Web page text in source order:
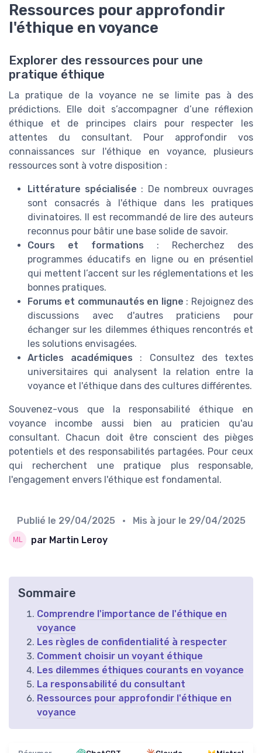
Ressources pour approfondir
l'éthique en voyance
Explorer des ressources pour une
pratique éthique
La pratique de la voyance ne se limite pas à des
prédictions. Elle doit s’accompagner d’une réflexion
éthique et de principes clairs pour respecter les
attentes du consultant. Pour approfondir vos
connaissances sur l'éthique en voyance, plusieurs
ressources sont à votre disposition :
Littérature spécialisée : De nombreux ouvrages
sont consacrés à l'éthique dans les pratiques
divinatoires. Il est recommandé de lire des auteurs
reconnus pour bâtir une base solide de savoir.
Cours et formations : Recherchez des
programmes éducatifs en ligne ou en présentiel
qui mettent l’accent sur les réglementations et les
bonnes pratiques.
Forums et communautés en ligne : Rejoignez des
discussions avec d'autres praticiens pour
échanger sur les dilemmes éthiques rencontrés et
les solutions envisagées.
Articles académiques : Consultez des textes
universitaires qui analysent la relation entre la
voyance et l'éthique dans des cultures différentes.
Souvenez-vous que la responsabilité éthique en
voyance incombe aussi bien au praticien qu'au
consultant. Chacun doit être conscient des pièges
potentiels et des responsabilités partagées. Pour ceux
qui recherchent une pratique plus responsable,
l'engagement envers l'éthique est fondamental.
Publié le 29/04/2025 • Mis à jour le 29/04/2025
par Martin Leroy
Sommaire
Comprendre l'importance de l'éthique en
voyance
Les règles de confidentialité à respecter
Comment choisir un voyant éthique
Les dilemmes éthiques courants en voyance
La responsabilité du consultant
Ressources pour approfondir l'éthique en
voyance